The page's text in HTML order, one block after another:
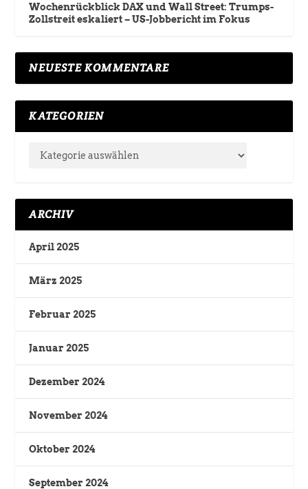
Wochenrückblick DAX und Wall Street: Trumps-
Zollstreit eskaliert – US-Jobbericht im Fokus
NEUESTE KOMMENTARE
KATEGORIEN
ARCHIV
April 2025
März 2025
Februar 2025
Januar 2025
Dezember 2024
November 2024
Oktober 2024
September 2024